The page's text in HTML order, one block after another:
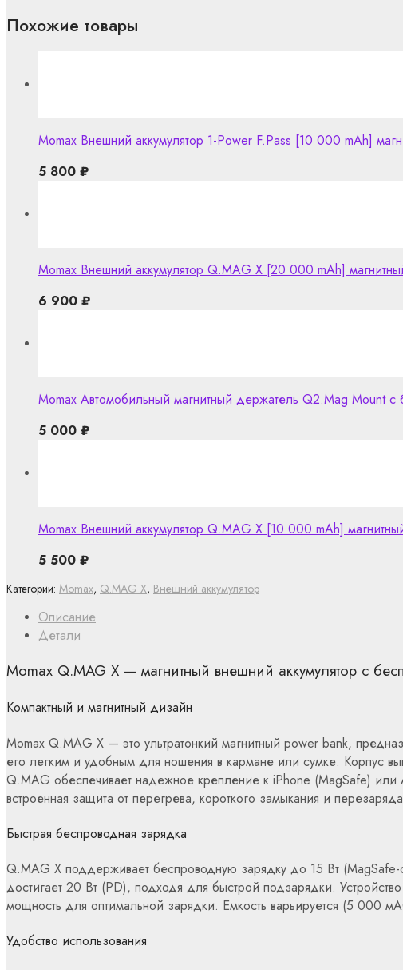
Описание
Детали
Momax Q.MAG X — магнитный внешний аккумулятор с
Компактный и магнитный дизайн
Momax Q.MAG X — это ультратонкий магнитный power bank,
его легким и удобным для ношения в кармане или сумке. Корпус
Q.MAG обеспечивает надежное крепление к iPhone (MagSafe) или
встроенная защита от перегрева, короткого замыкания и
Быстрая беспроводная зарядка
Q.MAG X поддерживает беспроводную зарядку до 15 Вт
достигает 20 Вт (PD), подходя для быстрой подзарядки.
мощность для оптимальной зарядки. Емкость варьируется (5
Удобство использования
Категории: Momax, Q.MAG X, Внешний аккумулятор
Похожие товары
Momax Внешний аккумулятор 1-Power F.Pass [10 000 mAh]
5 800 ₽
Momax Внешний аккумулятор Q.MAG X [20 000 mAh]
6 900 ₽
Momax Автомобильный магнитный держатель Q2.Mag Mount
5 000 ₽
Momax Внешний аккумулятор Q.MAG X [10 000 mAh]
5 500 ₽